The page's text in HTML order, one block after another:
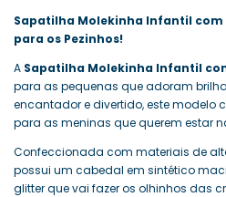
Sapatilha Molekinha Infantil com
para os Pezinhos!
A Sapatilha Molekinha Infantil
para as pequenas que adoram
encantador e divertido, este modelo
para as meninas que querem estar
Confeccionada com materiais de
possui um cabedal em sintético
glitter que vai fazer os olhinhos das